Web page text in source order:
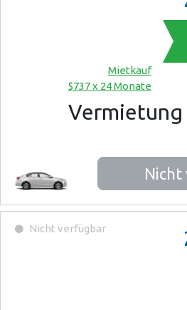
Mietkauf
$737 x 24 Monate
Vermietung
Nicht
Nicht verfügbar